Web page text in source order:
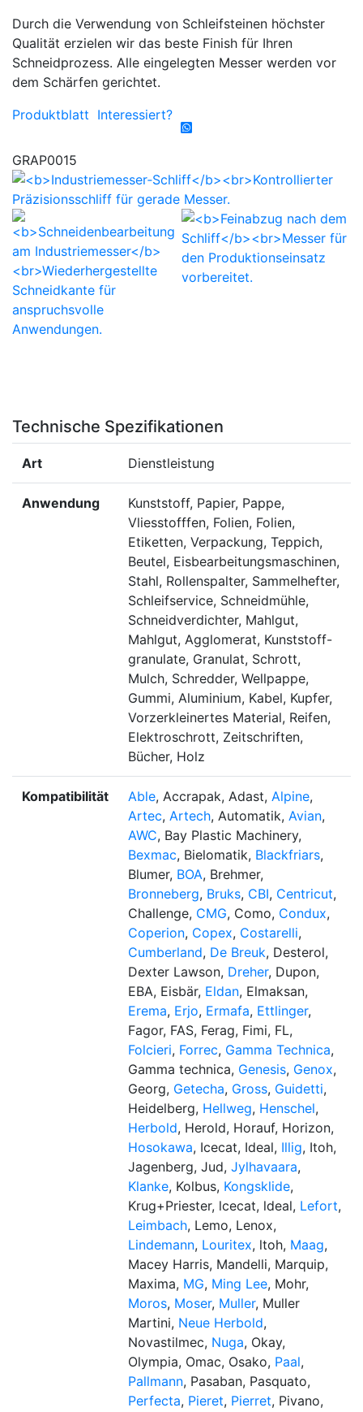
Durch die Verwendung von Schleifsteinen höchster
Qualität erzielen wir das beste Finish für Ihren
Schneidprozess. Alle eingelegten Messer werden vor
dem Schärfen gerichtet.
Produktblatt Interessiert?
GRAP0015
Technische Spezifikationen
Art Dienstleistung
Anwendung
Kunststoff, Papier, Pappe,
Vliesstofffen, Folien, Folien,
Etiketten, Verpackung, Teppich,
Beutel, Eisbearbeitungsmaschinen,
Stahl, Rollenspalter, Sammelhefter,
Schleifservice, Schneidmühle,
Schneidverdichter, Mahlgut,
Mahlgut, Agglomerat, Kunststoff-
granulate, Granulat, Schrott,
Mulch, Schredder, Wellpappe,
Gummi, Aluminium, Kabel, Kupfer,
Vorzerkleinertes Material, Reifen,
Elektroschrott, Zeitschriften,
Bücher, Holz
Kompatibilität Able, Accrapak, Adast, Alpine,
Artec, Artech, Automatik, Avian,
AWC, Bay Plastic Machinery,
Bexmac, Bielomatik, Blackfriars,
Blumer, BOA, Brehmer,
Bronneberg, Bruks, CBI, Centricut,
Challenge, CMG, Como, Condux,
Coperion, Copex, Costarelli,
Cumberland, De Breuk, Desterol,
Dexter Lawson, Dreher, Dupon,
EBA, Eisbär, Eldan, Elmaksan,
Erema, Erjo, Ermafa, Ettlinger,
Fagor, FAS, Ferag, Fimi, FL,
Folcieri, Forrec, Gamma Technica,
Gamma technica, Genesis, Genox,
Georg, Getecha, Gross, Guidetti,
Heidelberg, Hellweg, Henschel,
Herbold, Herold, Horauf, Horizon,
Hosokawa, Icecat, Ideal, Illig, Itoh,
Jagenberg, Jud, Jylhavaara,
Klanke, Kolbus, Kongsklide,
Krug+Priester, lcecat, ldeal, Lefort,
Leimbach, Lemo, Lenox,
Lindemann, Louritex, ltoh, Maag,
Macey Harris, Mandelli, Marquip,
Maxima, MG, Ming Lee, Mohr,
Moros, Moser, Muller, Muller
Martini, Neue Herbold,
Novastilmec, Nuga, Okay,
Olympia, Omac, Osako, Paal,
Pallmann, Pasaban, Pasquato,
Perfecta, Pieret, Pierret, Pivano,